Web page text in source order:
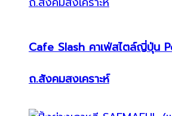
Cafe Slash คาเฟ่สไตล์ญี่ปุ่น
ถ.สังคมสงเคราะห์